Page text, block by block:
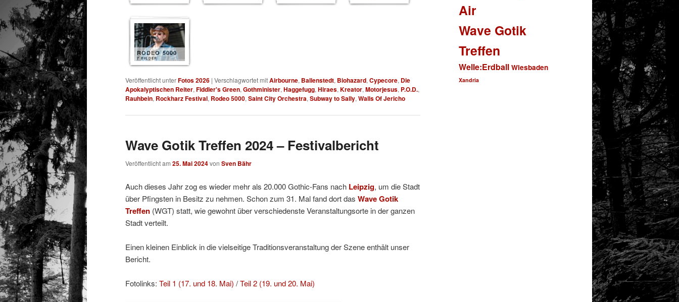
RODEO 5000
7 BILDER
Veröffentlicht unterFotos 2026 | Verschlagwortet mitAirbourne, Ballenstedt, Biohazard, Cypecore, Die
Apokalyptischen Reiter, Fiddler's Green, Gothminister, Haggefugg, Hiraes, Kreator, Motorjesus, P.O.D.,
Rauhbein, Rockharz Festival, Rodeo 5000, Saint City Orchestra, Subway to Sally, Walls Of Jericho
Wave Gotik Treffen 2024 – Festivalbericht
Veröffentlicht am 25. Mai 2024von Sven Bähr
Auch dieses Jahr zog es wieder mehr als 20.000 Gothic-Fans nach Leipzig, um die Stadt
über Pfingsten in Besitz zu nehmen. Schon zum 31. Mal fand dort das Wave Gotik
Treffen (WGT) statt, wie gewohnt über verschiedenste Veranstaltungsorte in der ganzen
Stadt verteilt.
Einen kleinen Einblick in die vielseitige Traditionsveranstaltung der Szene enthält unser
Bericht.
Fotolinks: Teil 1 (17. und 18. Mai) /Teil 2 (19. und 20. Mai)
Air
Wave Gotik
Treffen
Welle:Erdball Wiesbaden
Xandria